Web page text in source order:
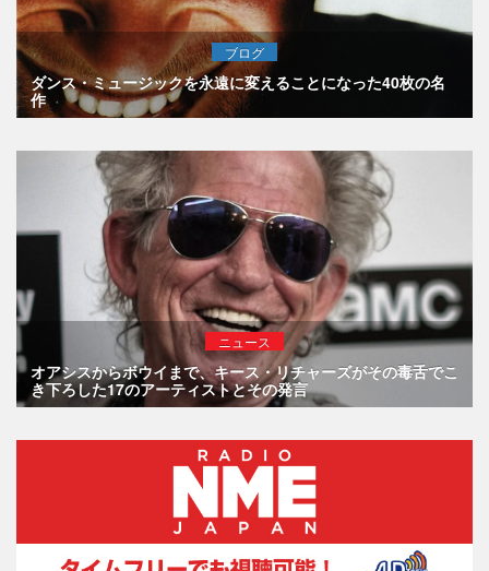
ブログ
ダンス・ミュージックを永遠に変えることになった40枚の名
作
ニュース
オアシスからボウイまで、キース・リチャーズがその毒舌でこ
き下ろした17のアーティストとその発言